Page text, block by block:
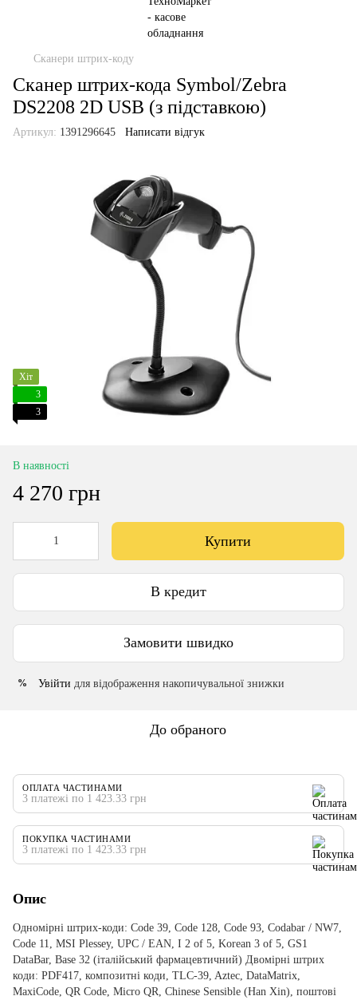
Сканери штрих-коду
Сканер штрих-кода Symbol/Zebra
DS2208 2D USB (з підставкою)
Артикул: 1391296645 Написати відгук
Хіт
3
3
В наявності
4 270 грн
Купити
В кредит
Замовити швидко
% Увійти для відображення накопичувальної знижки
До обраного
ОПЛАТА ЧАСТИНАМИ
3 платежі по 1 423.33 грн
ПОКУПКА ЧАСТИНАМИ
3 платежі по 1 423.33 грн
Опис
Одномірні штрих-коди: Code 39, Code 128, Code 93, Codabar / NW7,
Code 11, MSI Plessey, UPC / EAN, I 2 of 5, Korean 3 of 5, GS1
DataBar, Base 32 (італійський фармацевтичний) Двомірні штрих
коди: PDF417, композитні коди, TLC-39, Aztec, DataMatrix,
MaxiCode, QR Code, Micro QR, Chinese Sensible (Han Xin), поштові